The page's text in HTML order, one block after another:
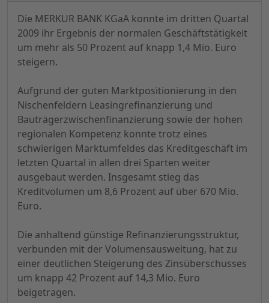
Die MERKUR BANK KGaA konnte im dritten Quartal
2009 ihr Ergebnis der normalen Geschäftstätigkeit
um mehr als 50 Prozent auf knapp 1,4 Mio. Euro
steigern.
Aufgrund der guten Marktpositionierung in den
Nischenfeldern Leasingrefinanzierung und
Bauträgerzwischenfinanzierung sowie der hohen
regionalen Kompetenz konnte trotz eines
schwierigen Marktumfeldes das Kreditgeschäft im
letzten Quartal in allen drei Sparten weiter
ausgebaut werden. Insgesamt stieg das
Kreditvolumen um 8,6 Prozent auf über 670 Mio.
Euro.
Die anhaltend günstige Refinanzierungsstruktur,
verbunden mit der Volumensausweitung, hat zu
einer deutlichen Steigerung des Zinsüberschusses
um knapp 42 Prozent auf 14,3 Mio. Euro
beigetragen.